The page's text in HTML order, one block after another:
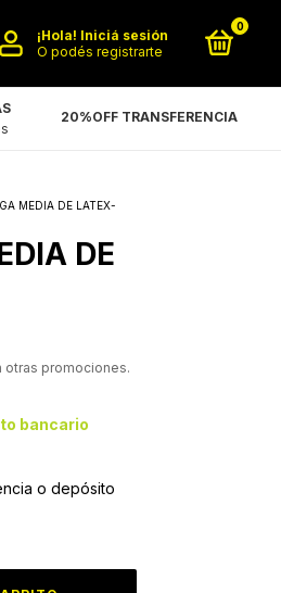
¡Hola! Iniciá sesión
O podés registrarte
0
20%OFF TRANSFERENCIA
MEDIA DE LATEX-
DE
otras promociones.
bancario
o depósito